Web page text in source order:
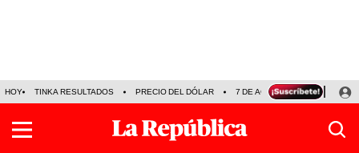
HOY TINKA RESULTADOS PRECIO DEL DÓLAR 7 DE AGOSTO OLLANTA